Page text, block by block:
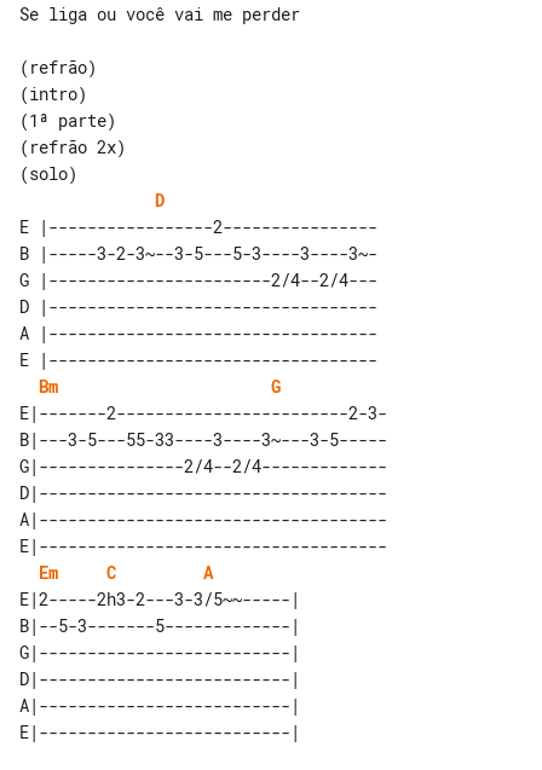
Se liga ou você vai me perder
(refrão)
(intro)
(1ª parte)
(solo)
D
E |-----------------2----------------
B |-----3-2-3~--3-5---5-3----3----3~-
G |-----------------------2/4--2/4---
D |----------------------------------
A |----------------------------------
E |----------------------------------
Bm
G
E|-------2------------------------2-3-
B|---3-5---55-33----3----3~---3-5-----
G|---------------2/4--2/4-------------
D|------------------------------------
A|------------------------------------
E|------------------------------------
Em
C
A
E|2-----2h3-2---3-3/5~~-----|
B|--5-3-------5-------------|
G|--------------------------|
D|--------------------------|
A|--------------------------|